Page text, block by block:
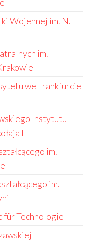
Wojennej im. N.
im.
we Frankfurcie
Instytutu
II
im.
im.
Technologie